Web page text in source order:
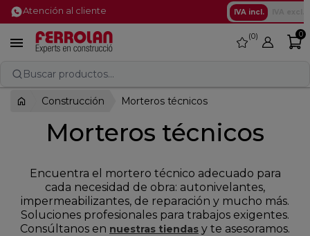
Atención al cliente IVA incl.
 favorite
0 0
Buscar productos...
Construcción Morteros técnicos
Morteros técnicos
Encuentra el mortero técnico adecuado para
cada necesidad de obra: autonivelantes,
impermeabilizantes, de reparación y mucho más.
Soluciones profesionales para trabajos exigentes.
Consúltanos en nuestras tiendas y te asesoramos.